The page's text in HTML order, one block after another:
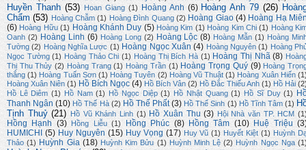
Huyền Thanh (53) Hoan Giang (1) Hoàng Anh (6) Hoàng Anh 79 (26)
Chẩm (53) Hoàng Chẫm (1) Hoàng Đình Quang (2) Hoàng Giao (4) Hoàng Hạ
(6) Hoàng Hữu (1) Hoàng Khánh Duy (5) Hoàng Kim (1) Hoàng Kim Chi (1) Hoàng
Oanh (2) Hoàng Linh (6) Hoàng Long (2) Hoàng Lộc (8) Hoàng Mẫn (1) Hoàng
Tường (2) Hoàng Nghĩa Lược (1) Hoàng Ngọc Xuân (4) Hoàng Nguyên (1) Hoàng
Ngọc Tường (1) Hoàng Thảo Chi (1) Hoàng Thị Bích Hà (1) Hoàng Thị Nhã (8)
Thị Thu Thủy (2) Hoàng Trang (1) Hoàng Trần (1) Hoàng Trọng Quý (9) Hoàng
thắng (1) Hoàng Tuấn Sơn (1) Hoàng Tuyên (2) Hoàng Vũ Thuật (1) Hoàng Xuân Hiến
Hoàng Xuân Niên (1) Hồ Bích Ngọc (4) Hồ Bích Vân (2) Hồ Đắc Thiếu Anh (1) Hồ Hải
Hồ Lê Diêm (1) Hồ Nam (1) Hồ Ngọc Diệp (1) Hồ Nhật Quang (1) Hồ Sĩ Duy (1)
Thanh Ngân (10) Hồ Thế Hà (2) Hồ Thế Phất (3) Hồ Thế Sinh (1) Hồ Tĩnh Tâm (1)
Tịnh Thuỷ (21) Hồ Vũ Khánh Linh (1) Hồ Xuân Thu (3) Hội Nhà văn TP. HCM
Hồng Hạnh (3) Hồng Liễu (1) Hồng Phúc (8) Hồng Tâm (10) Huệ Triệu
HUMICHI
(5) Huy Nguyên (15) Huy Vọng (17) Huy Vũ (1) Huyết Kiệt (1) Huỳnh
Thảo (1) Huỳnh Gia (18) Huỳnh Kim Bửu (1) Huỳnh Minh Lệ (2) Huỳnh Ngọc Nga